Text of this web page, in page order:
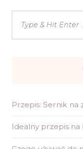
Przepis: Sernik na
Idealny przepis na